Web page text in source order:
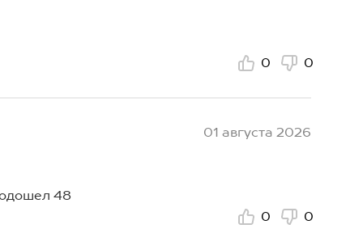
0 0
01 августа 2026
48
0
0